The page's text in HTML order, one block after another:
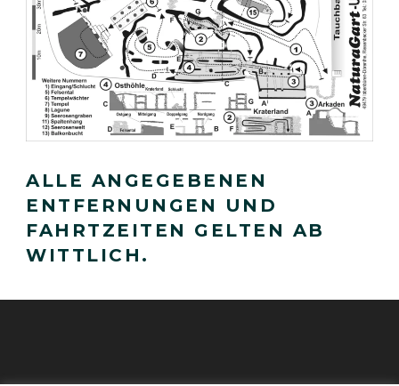
ALLE ANGEGEBENEN
ENTFERNUNGEN UND
FAHRTZEITEN GELTEN AB
WITTLICH.